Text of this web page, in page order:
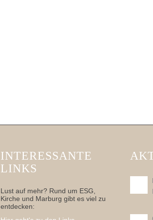
INTERESSANTE
LINKS
Lust auf mehr? Rund um ESG,
Kirche und Marburg gibt es viel zu
entdecken: